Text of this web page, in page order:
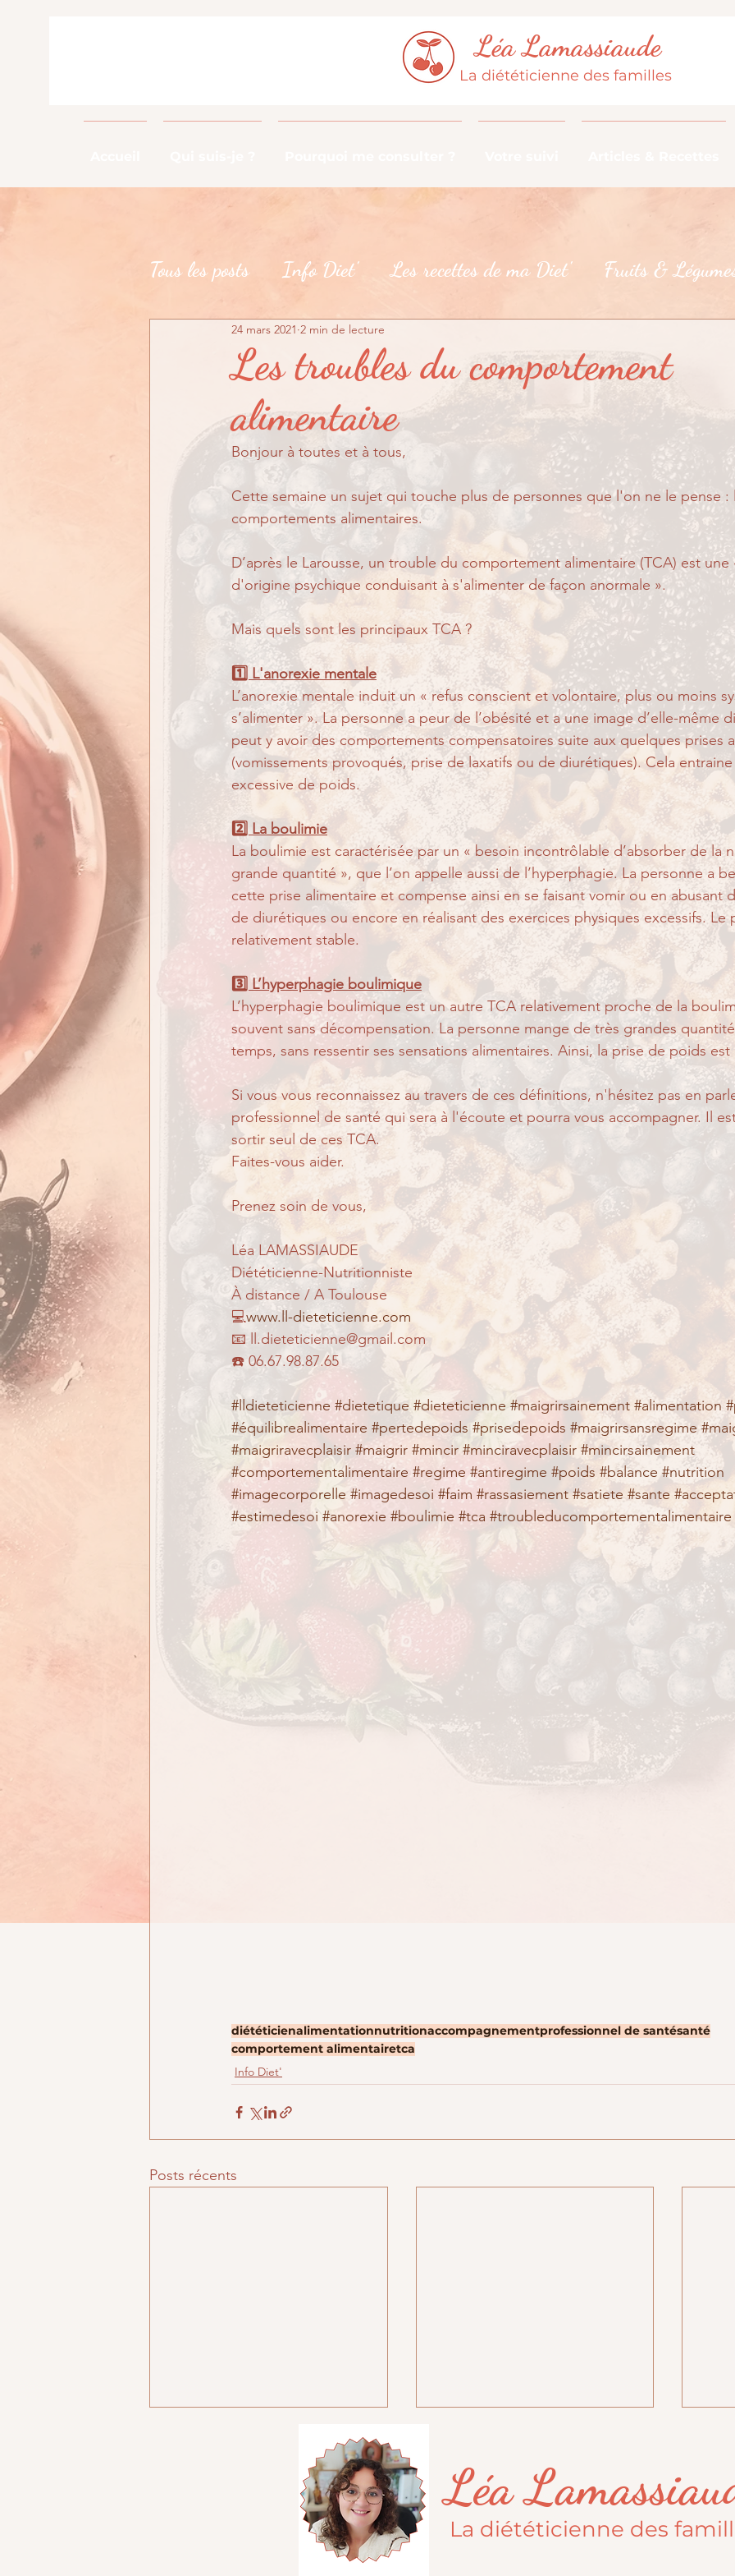
Léa Lamassiaude
La diététicienne des familles
Tous les posts Info Diet' Les recettes de ma Diet' Fruits &
Info Métier DME De la fourche à la fourchette
En quoi puis-je vous aider ?
Les troubles du comportement
alimentaire
24 mars 2021 2 min de lecture
Bonjour à toutes et à tous,
Cette semaine un sujet qui touche plus de personnes que l'on ne le pense
comportements alimentaires.
D’après le Larousse, un trouble du comportement alimentaire (TCA) est
d'origine psychique conduisant à s'alimenter de façon anormale ».
Mais quels sont les principaux TCA ?
1️⃣ L'anorexie mentale
L’anorexie mentale induit un « refus conscient et volontaire, plus ou moins
s’alimenter ». La personne a peur de l’obésité et a une image d’elle-même
peut y avoir des comportements compensatoires suite aux quelques prises
(vomissements provoqués, prise de laxatifs ou de diurétiques). Cela
excessive de poids.
2️⃣ La boulimie
La boulimie est caractérisée par un « besoin incontrôlable d’absorber de la
grande quantité », que l’on appelle aussi de l’hyperphagie. La personne a
cette prise alimentaire et compense ainsi en se faisant vomir ou en abusant
de diurétiques ou encore en réalisant des exercices physiques excessifs.
relativement stable.
3️⃣ L’hyperphagie boulimique
L’hyperphagie boulimique est un autre TCA relativement proche de la
souvent sans décompensation. La personne mange de très grandes
temps, sans ressentir ses sensations alimentaires. Ainsi, la prise de poids
Si vous vous reconnaissez au travers de ces définitions, n'hésitez pas en
professionnel de santé qui sera à l'écoute et pourra vous accompagner. Il
sortir seul de ces TCA.
Faites-vous aider.
Prenez soin de vous,
Léa LAMASSIAUDE
Diététicienne-Nutritionniste
À distance / A Toulouse
💻www.ll-dieteticienne.com
📧 ll.dieteticienne@gmail.com
☎️ 06.67.98.87.65
#lldieteticienne #dietetique #dieteticienne #maigrirsainement #alimentation
#équilibrealimentaire #pertedepoids #prisedepoids #maigrirsansregime
#maigriravecplaisir #maigrir #mincir #minciravecplaisir #mincirsainement
#comportementalimentaire #regime #antiregime #poids #balance #nutrition
#imagecorporelle #imagedesoi #faim #rassasiement #satiete #sante
#estimedesoi #anorexie #boulimie #tca #troubleducomportementalimentaire
diététicienalimentationnutritionaccompagnementprofessionnel de santésanté
comportement alimentairetca
Info Diet'
Posts récents
Léa
La diététicienne des